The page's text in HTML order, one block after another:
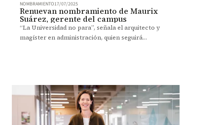
NOMBRAMIENTO17/07/2025
Renuevan nombramiento de Maurix
Suárez, gerente del campus
“La Universidad no para”, señala el arquitecto y
magíster en administración, quien seguirá